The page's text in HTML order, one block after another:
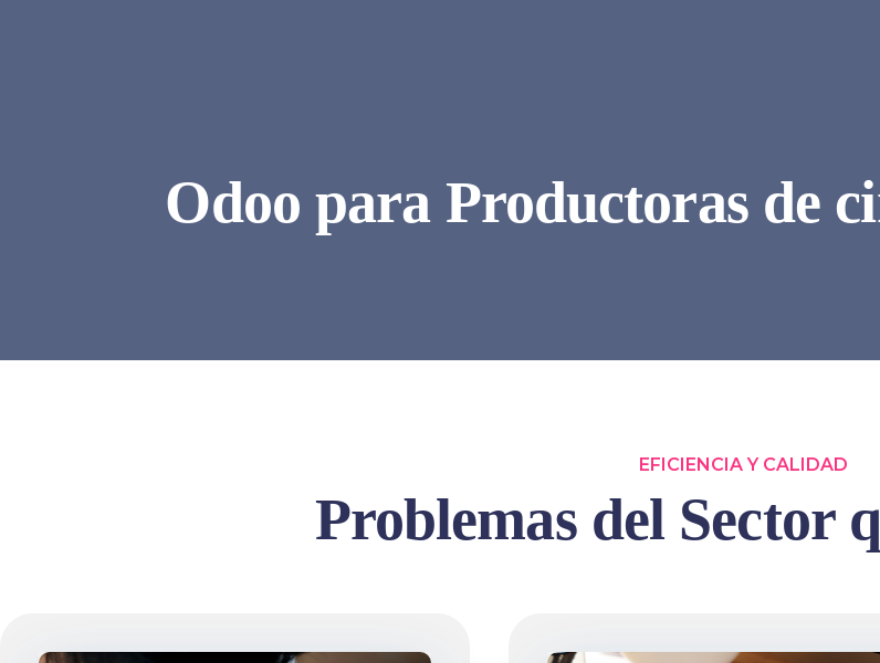
Odoo para Productoras de
EFICIENCIA Y CALIDAD
Problemas del Sector